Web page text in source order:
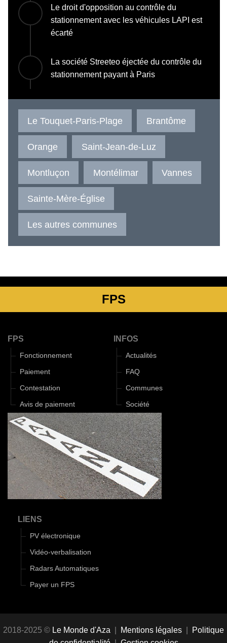
Le droit d'opposition au contrôle du
stationnement avec les véhicules LAPI est
écarté
La société Streeteo éjectée du contrôle du
stationnement payant à Paris
Le Touquet-Paris-Plage Brantôme
Orange Saint-Jean-de-Luz
Montluçon Montélimar Vannes
Sainte-Mère-Église
Les autres communes
FPS
FPS
Fonctionnement
Paiement
Contestation
Avis de paiement
INFOS
Actualités
FAQ
Communes
Société
LIENS
PV électronique
Vidéo-verbalisation
Radars Automatiques
Payer un FPS
2018-2025 © Le Monde d'Aza Mentions légales
Politique